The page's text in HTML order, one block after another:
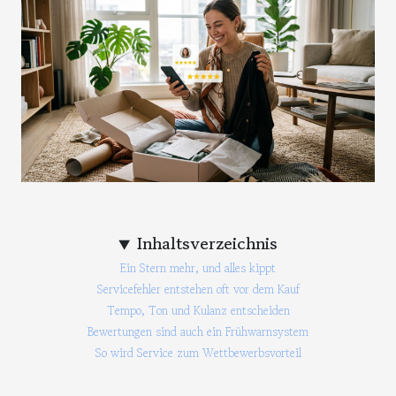
Inhaltsverzeichnis
Ein Stern mehr, und alles kippt
Servicefehler entstehen oft vor dem Kauf
Tempo, Ton und Kulanz entscheiden
Bewertungen sind auch ein Frühwarnsystem
So wird Service zum Wettbewerbsvorteil